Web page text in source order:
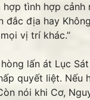
tình hợp
đắc địa hay
vị trí khác.”
lấn át Lục
quyết liệt. Nếu
nói khi Cơ,